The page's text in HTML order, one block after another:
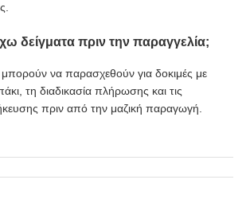
δείγματα πριν την παραγγελία;
μπορούν να παρασχεθούν για δοκιμές με
τη διαδικασία πλήρωσης και τις
πριν από την μαζική παραγωγή.